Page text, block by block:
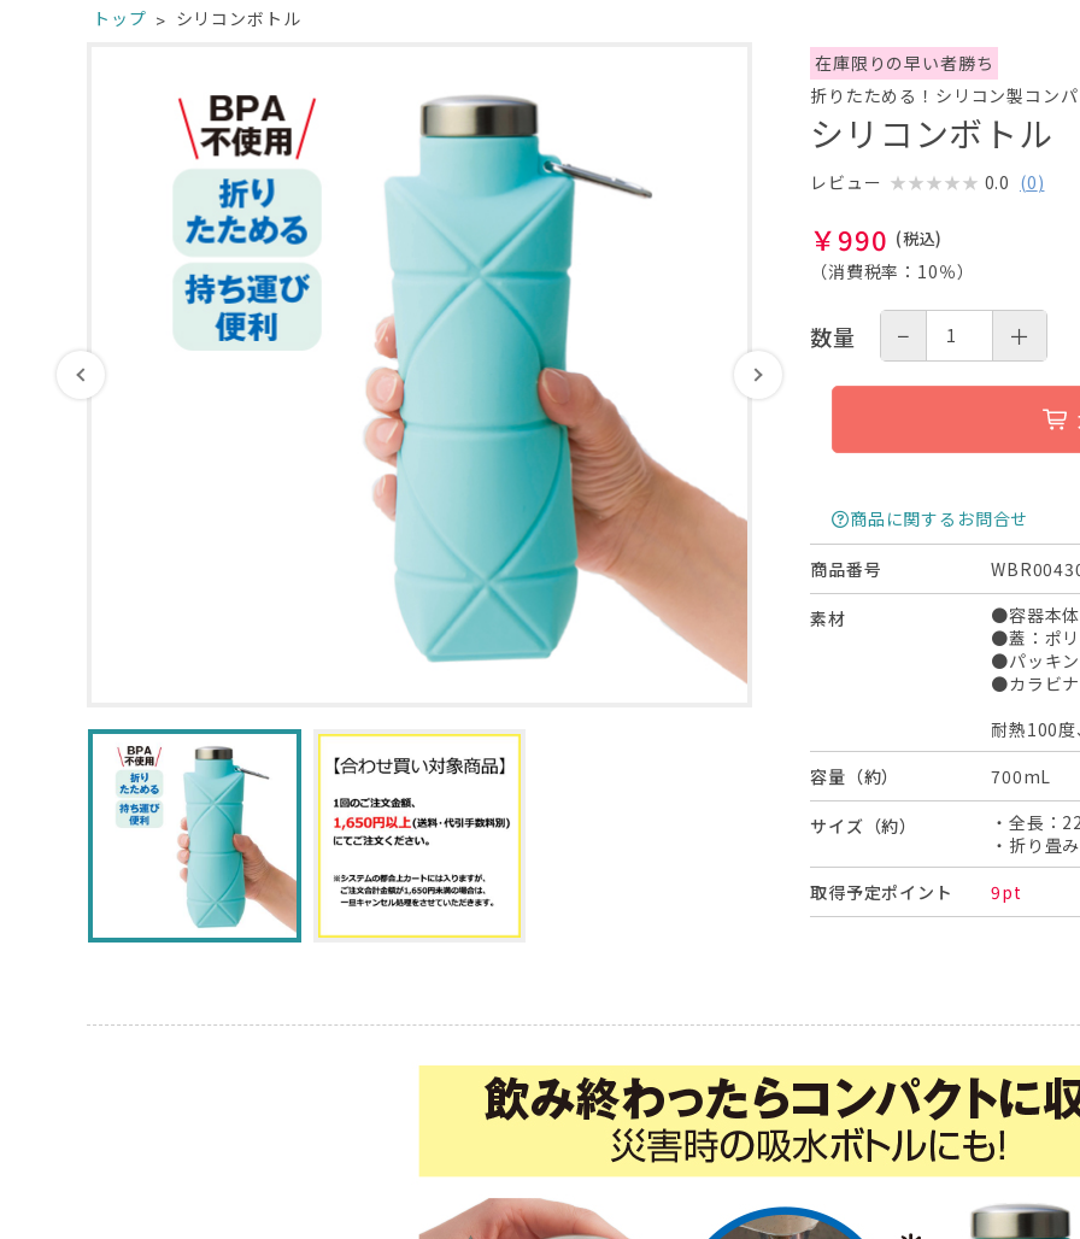
トップ
シリコンボトル
在庫限りの早い者勝ち
折りたためる！シリコン製コン
シリコンボトル
レビュー 0.0 (0)
￥990
（消費税率： 10％）
数量 − ＋
商品に関するお問合せ
商品番号
素材
●容器本体
●蓋：ポ
●パッキ
●カラビ
耐熱100
容量（約）
700mL
サイズ（約）
・全長：
・折り畳
取得予定ポイント
9pt